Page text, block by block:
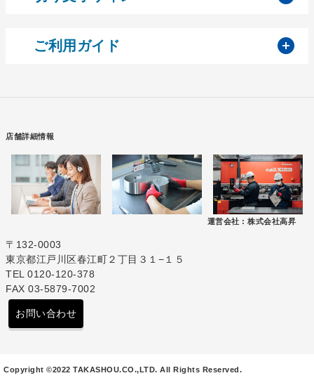
ご利用ガイド
店舗詳細情報
運営会社 : 株式会社高昇
〒132-0003
東京都江戸川区春江町２丁目３１−１５
TEL 0120-120-378
FAX 03-5879-7002
お問い合わせ
Copyright ©2022 TAKASHOU.CO.,LTD. All Rights Reserved.